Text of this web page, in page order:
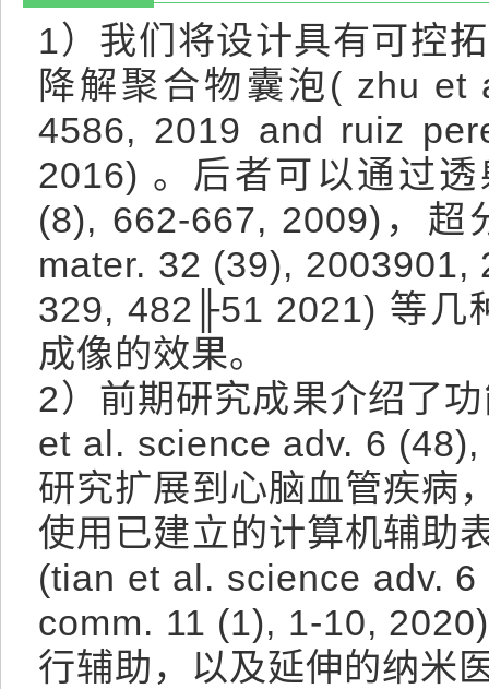
1）我们将设计具有可控
降解聚合物囊泡( zhu et
4586, 2019 and ruiz
2016) 。后者可以通过
(8), 662-667, 2009)，
mater. 32 (39),
329, 482╟51 2021) 等几
成像的效果。
2）前期研究成果介绍了
et al. science adv. 6
研究扩展到心脑血管疾病
使用已建立的计算机辅助
(tian et al. science adv.
comm. 11 (1), 1-10,
行辅助，以及延伸的纳米